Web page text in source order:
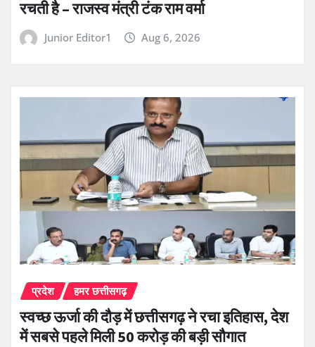
रचती है – राजस्व मंत्री टंक राम वर्मा
Junior Editor1 Aug 6, 2026
प्रदेश हमर छत्तीसगढ़
स्वच्छ ऊर्जा की दौड़ में छत्तीसगढ़ ने रचा इतिहास, देश
में सबसे पहले मिली 50 करोड़ की बड़ी सौगात